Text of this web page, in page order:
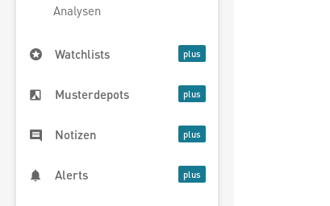
Analysen
Watchlists
Musterdepots
Notizen
Alerts